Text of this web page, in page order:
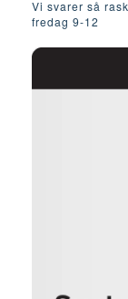
Vi svarer så
fredag ​​9-12